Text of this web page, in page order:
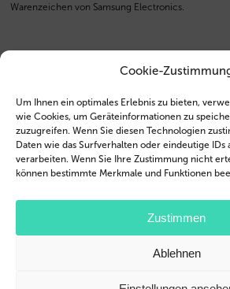
Cookie-
Um Ihnen ein optimales Erlebnis zu bieten,
wie Cookies, um Geräteinformationen zu
zuzugreifen. Wenn Sie diesen Technologien
Daten wie das Surfverhalten oder eindeutige IDs
verarbeiten. Wenn Sie Ihre Zustimmung nicht
können bestimmte Merkmale und Funktionen
Zustimmen
Ablehnen
Warenzeichen von Samsung Electronics.